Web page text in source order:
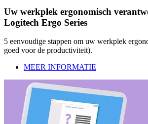
Uw werkplek ergonomisch
Logitech Ergo Series
5 eenvoudige stappen om uw werkplek
goed voor de productiviteit).
MEER INFORMATIE